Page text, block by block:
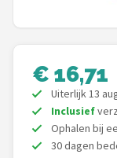
Flow
LUVION
KCVV
Decopatent
€ 16,71
Uiterlijk 13
Inclusief
Ophalen bij
30 dagen